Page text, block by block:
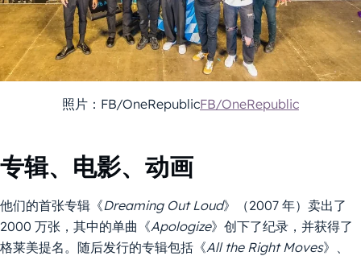
照片：FB/OneRepublicFB/OneRepublic
专辑、电影、动画
他们的首张专辑《Dreaming Out Loud》（2007 年）卖出了
2000 万张，其中的单曲《Apologize》创下了纪录，并获得了
格莱美提名。随后发行的专辑包括《All the Right Moves》、